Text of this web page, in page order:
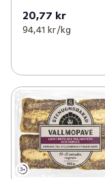
20,77 kr
94,41 kr /kg